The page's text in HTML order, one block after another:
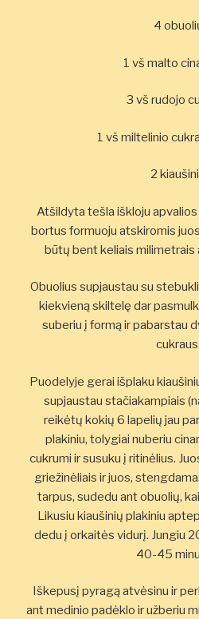
4
1 vš malto
3 vš rudojo
1 vš miltelinio
2
Atšildyta tešla iškloju
bortus formuoju atskiromis
būtų bent keliais milimetrais
Obuolius supjaustau su
kiekvieną skiltelę dar
suberiu į formą ir pabarstau
cukraus.
Puodelyje gerai išplaku
supjaustau stačiakampiais
reikėtų kokių 6 lapelių jau
plakiniu, tolygiai nuberiu
cukrumi ir susuku į ritinėlius.
griežinėliais ir juos,
tarpus, sudedu ant obuolių,
Likusiu kiaušinių plakiniu
dedu į orkaitės vidurį. Jungiu
40-45
Iškepusį pyragą atvėsinu ir
ant medinio padėklo ir užberiu